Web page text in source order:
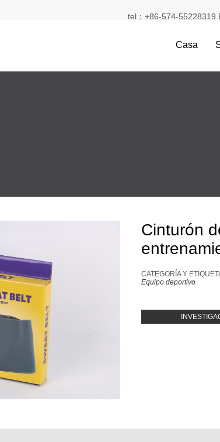
tel：+86-574-55228319
Casa
Cinturón
CATEGORÍA Y
Equipo deportivo